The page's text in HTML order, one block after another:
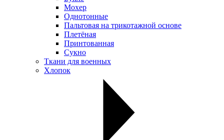
Мохер
Однотонные
Пальтовая на трикотажной основе
Плетёная
Принтованная
Сукно
Ткани для военных
Хлопок